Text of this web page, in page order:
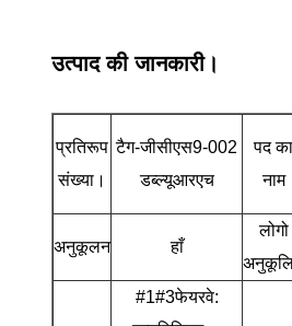
उत्पाद की जानकारी।
प्रतिरूप
संख्या।
टैग-जीसीएस9-002
डब्ल्यूआरएच
पद का
नाम
अनुकूलन हाँ
लोगो
#1#3फेयरवे: